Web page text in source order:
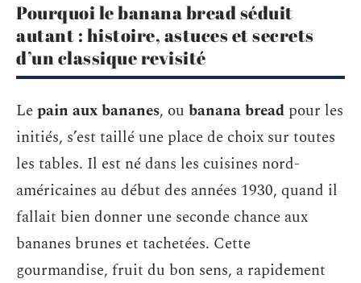
Pourquoi le banana bread séduit
autant : histoire, astuces et secrets
d’un classique revisité
Lepain aux bananes, ou banana bread pour les
initiés, s’est taillé une place de choix sur toutes
les tables. Il est né dans les cuisines nord-
américaines au début des années 1930, quand il
fallait bien donner une seconde chance aux
bananes brunes et tachetées. Cette
gourmandise, fruit du bon sens, a rapidement